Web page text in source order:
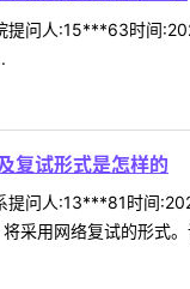
提问人:15***63时间
复试形式是怎样的
提问人:13***81时间
采用网络复试的形式